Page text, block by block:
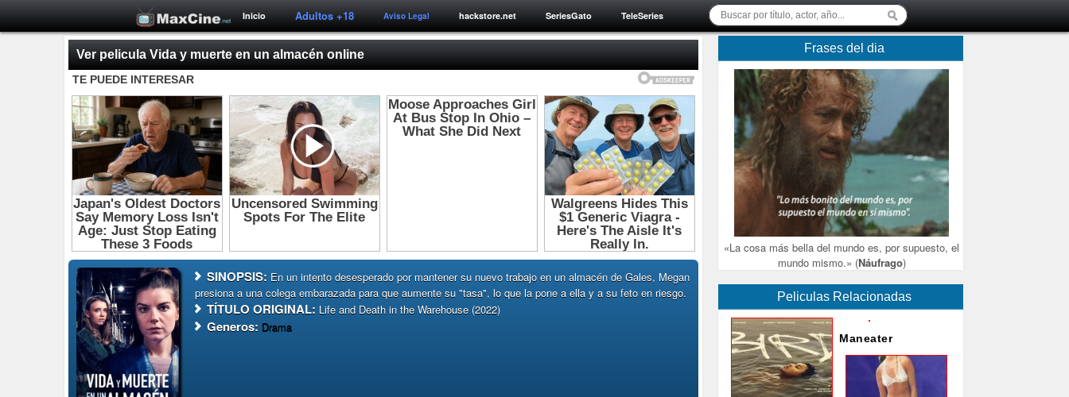
Inicio Adultos +18 Aviso Legal hackstore.net SeriesGato TeleSeries
Ver pelicula Vida y muerte en un almacén online
SINOPSIS: En un intento desesperado por mantener su nuevo trabajo en un almacén de Gales, Megan
presiona a una colega embarazada para que aumente su "tasa", lo que la pone a ella y a su feto en riesgo.
TÍTULO ORIGINAL: Life and Death in the Warehouse (2022)
Generos: Drama
Frases del dia
«La cosa más bella del mundo es, por supuesto, el
mundo mismo.» (Náufrago)
Peliculas Relacionadas
Maneater